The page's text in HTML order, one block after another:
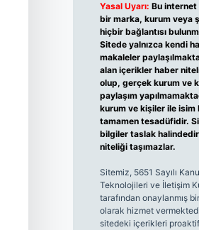
Yasal Uyarı: Bu
bir marka, kurum veya
hiçbir bağlantısı
Sitede yalnızca kendi
makaleler
alan içerikler haber
olup, gerçek kurum ve
paylaşım
kurum ve kişiler ile isim
tamamen tesadüfidir.
bilgiler taslak
niteliği taşımazlar.
Sitemiz, 5651 Sayılı
Teknolojileri ve İletişim
tarafından onaylanmış
olarak hizmet
sitedeki içerikleri